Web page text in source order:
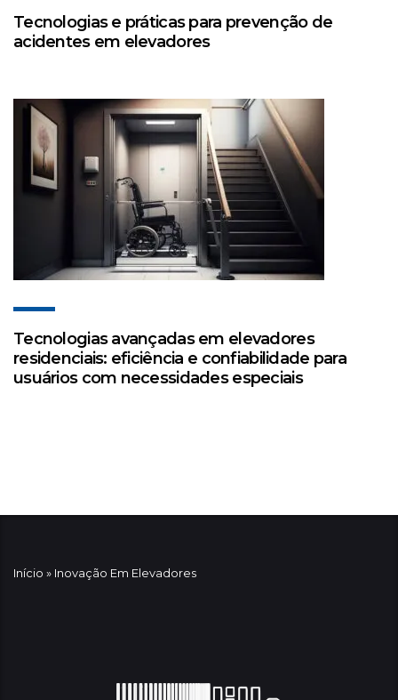
Tecnologias e práticas para prevenção de
acidentes em elevadores
Tecnologias avançadas em elevadores
residenciais: eficiência e confiabilidade para
usuários com necessidades especiais
Início » Inovação Em Elevadores